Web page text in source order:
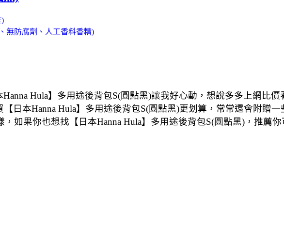
)
無防腐劑、人工香料香精)
Hula】多用途後背包S(圓點黑)讓我好心動，想說多多上網比
日本Hanna Hula】多用途後背包S(圓點黑)更划算，常常還會附贈
如果你也想找【日本Hanna Hula】多用途後背包S(圓點黑)，推薦